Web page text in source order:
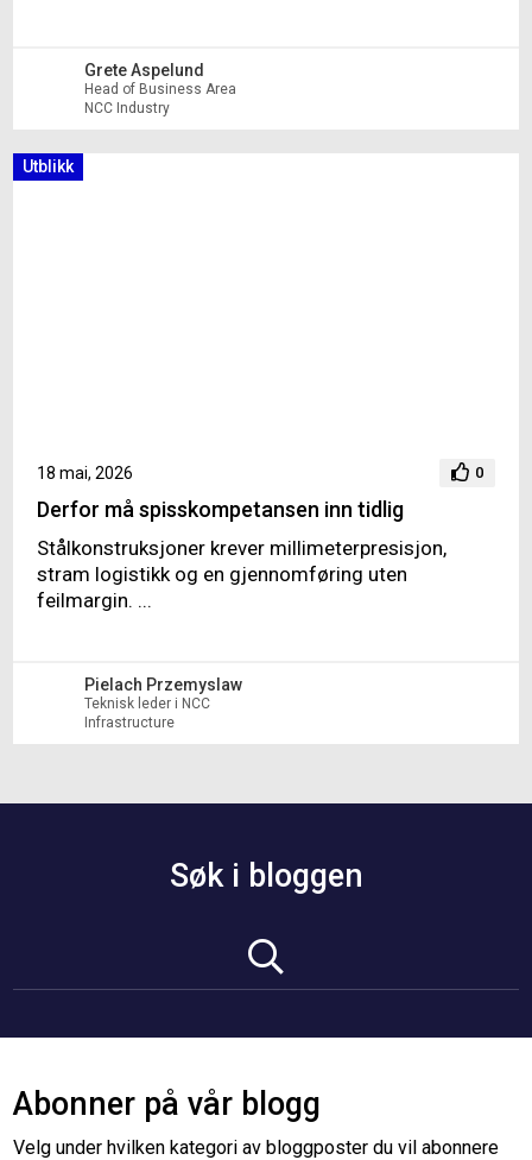
Grete Aspelund
Head of Business Area
NCC Industry
Utblikk
18 mai, 2026 0
Derfor må spisskompetansen inn tidlig
Stålkonstruksjoner krever millimeterpresisjon,
stram logistikk og en gjennomføring uten
feilmargin. ...
Pielach Przemyslaw
Teknisk leder i NCC
Infrastructure
Søk i bloggen
Abonner på vår blogg
Velg under hvilken kategori av bloggposter du vil abonnere